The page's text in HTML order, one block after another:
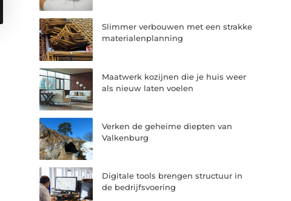
Slimmer verbouwen met een strakke
materialenplanning
Maatwerk kozijnen die je huis weer
als nieuw laten voelen
Verken de geheime diepten van
Valkenburg
Digitale tools brengen structuur in
de bedrijfsvoering